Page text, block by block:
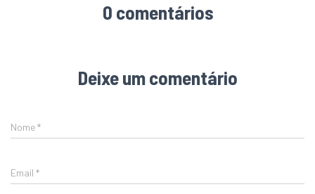
0 comentários
Deixe um comentário
Nome*
Email *